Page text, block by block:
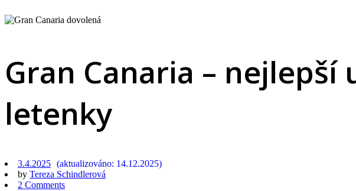
Gran Canaria –
letenky
3.4.2025
14.12.2025
by Tereza Schindlerová
2 Comments